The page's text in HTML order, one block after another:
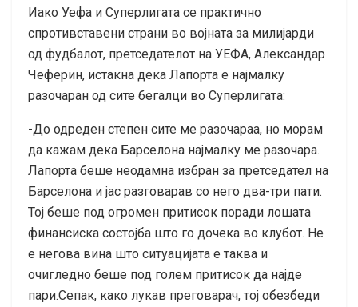
Иако Уефа и Суперлигата се практично
спротивставени страни во војната за милијарди
од фудбалот, претседателот на УЕФА, Александар
Чеферин, истакна дека Лапорта е најмалку
разочаран од сите бегалци во Суперлигата:
-До одреден степен сите ме разочараа, но морам
да кажам дека Барселона најмалку ме разочара.
Лапорта беше неодамна избран за претседател на
Барселона и јас разговарав со него два-три пати.
Тој беше под огромен притисок поради лошата
финансиска состојба што го дочека во клубот. Не
е негова вина што ситуацијата е таква и
очигледно беше под голем притисок да најде
пари.Сепак, како лукав преговарач, тој обезбеди